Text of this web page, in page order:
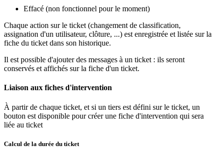
Effacé (non fonctionnel pour le moment)
Chaque action sur le ticket (changement de classification,
assignation d'un utilisateur, clôture, ...) est enregistrée et listée sur la
fiche du ticket dans son historique.
Il est possible d'ajouter des messages à un ticket : ils seront
conservés et affichés sur la fiche d'un ticket.
Liaison aux fiches d'intervention
À partir de chaque ticket, et si un tiers est défini sur le ticket, un
bouton est disponible pour créer une fiche d'intervention qui sera
liée au ticket
Calcul de la durée du ticket